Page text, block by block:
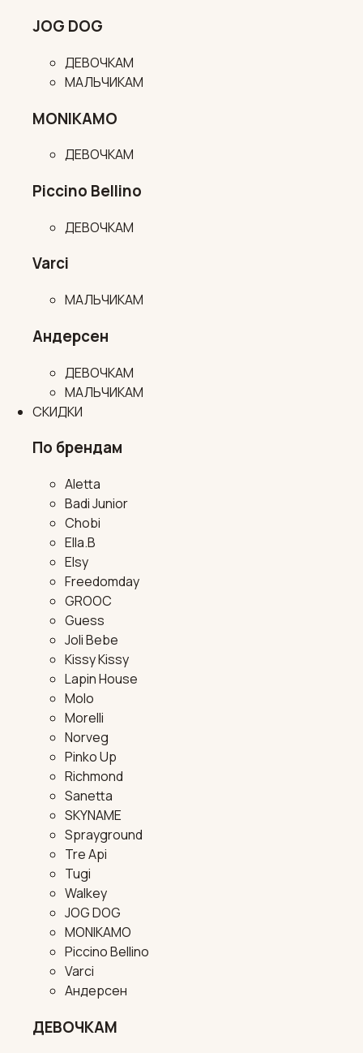
JOG DOG
ДЕВОЧКАМ
МАЛЬЧИКАМ
MONIKAMO
ДЕВОЧКАМ
Piccino Bellino
ДЕВОЧКАМ
Varci
МАЛЬЧИКАМ
Андерсен
ДЕВОЧКАМ
МАЛЬЧИКАМ
СКИДКИ
По брендам
Aletta
Badi Junior
Chobi
Ella.B
Elsy
Freedomday
GROOC
Guess
Joli Bebe
Kissy Kissy
Lapin House
Molo
Morelli
Norveg
Pinko Up
Richmond
Sanetta
SKYNAME
Sprayground
Tre Api
Tugi
Walkey
JOG DOG
MONIKAMO
Piccino Bellino
Varci
Андерсен
ДЕВОЧКАМ